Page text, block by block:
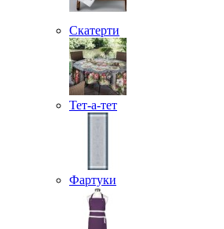
Скатерти
Тет-а-тет
Фартуки